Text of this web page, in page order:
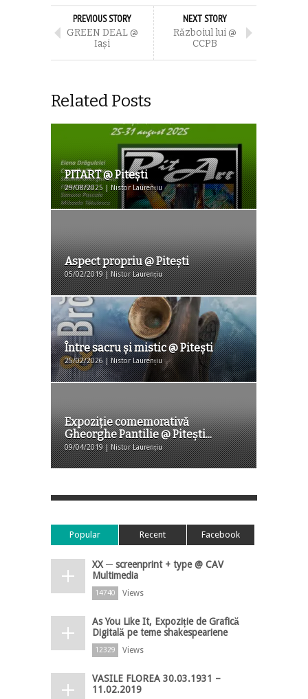
PREVIOUS STORY
GREEN DEAL @
Iași
NEXT STORY
Războiul lui @
CCPB
Related Posts
PITART @ Piteşti
29/08/2025 | Nistor Laurențiu
Aspect propriu @ Pitești
05/02/2019 | Nistor Laurențiu
Între sacru și mistic @ Pitești
25/02/2026 | Nistor Laurențiu
Expoziție comemorativă
Gheorghe Pantilie @ Pitești...
09/04/2019 | Nistor Laurențiu
Popular Recent Facebook
XX ─ screenprint + type @ CAV
Multimedia
14740 Views
As You Like It, Expoziție de Grafică
Digitală pe teme shakespeariene
12329 Views
VASILE FLOREA 30.03.1931 –
11.02.2019